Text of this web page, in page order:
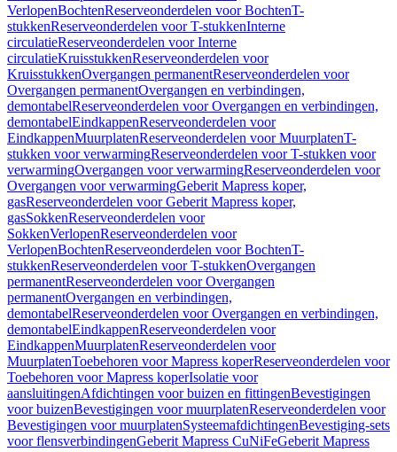
VerlopenBochtenReserveonderdelen voor BochtenT-
stukkenReserveonderdelen voor T-stukkenInterne
circulatieReserveonderdelen voor Interne
circulatieKruisstukkenReserveonderdelen voor
KruisstukkenOvergangen permanentReserveonderdelen voor
Overgangen permanentOvergangen en verbindingen,
demontabelReserveonderdelen voor Overgangen en verbindingen,
demontabelEindkappenReserveonderdelen voor
EindkappenMuurplatenReserveonderdelen voor MuurplatenT-
stukken voor verwarmingReserveonderdelen voor T-stukken voor
verwarmingOvergangen voor verwarmingReserveonderdelen voor
Overgangen voor verwarmingGeberit Mapress koper,
gasReserveonderdelen voor Geberit Mapress koper,
gasSokkenReserveonderdelen voor
SokkenVerlopenReserveonderdelen voor
VerlopenBochtenReserveonderdelen voor BochtenT-
stukkenReserveonderdelen voor T-stukkenOvergangen
permanentReserveonderdelen voor Overgangen
permanentOvergangen en verbindingen,
demontabelReserveonderdelen voor Overgangen en verbindingen,
demontabelEindkappenReserveonderdelen voor
EindkappenMuurplatenReserveonderdelen voor
MuurplatenToebehoren voor Mapress koperReserveonderdelen voor
Toebehoren voor Mapress koperIsolatie voor
aansluitingenAfdichtingen voor buizen en fittingenBevestigingen
voor buizenBevestigingen voor muurplatenReserveonderdelen voor
Bevestigingen voor muurplatenSysteemafdichtingenBevestiging-sets
voor flensverbindingenGeberit Mapress CuNiFeGeberit Mapress